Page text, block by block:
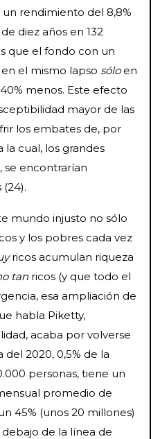
rendimiento del 8,8%
diez años en 132
que el fondo con un
el mismo lapso sóloen
menos. Este efecto
mayor de las
los embates de, por
cual, los grandes
se encontrarían
mundo injusto no sólo
y los pobres cada vez
ricos acumulan riqueza
tan ricos (y que todo el
esa ampliación de
habla Piketty,
acaba por volverse
2020, 0,5% de la
personas, tiene un
promedio de
45% (unos 20 millones)
de la línea de